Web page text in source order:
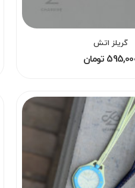
گریلز اتش
تومان